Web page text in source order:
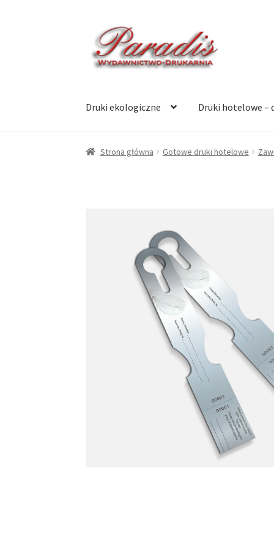
Przejdź
do
nawigacji
Przejdź
do
treści
Druki ekologiczne Druki hotelowe –
Strona główna Gotowe druki hotelowe